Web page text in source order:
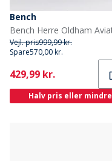
Bench
Vejl. pris999,99 kr.
Spare570,00 kr.
Current
429,99 kr.
Halv pris eller mindre